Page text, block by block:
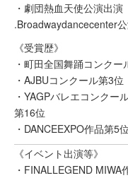
・劇団熱血天使公演出演
.Broadwaydancecenter
《受賞歴》
・町田全国舞踊コンクー
・AJBUコンクール第3位
・YAGPバレエコンクー
第16位
・DANCEEXPO作品第5位
《イベント出演等》
・FINALLEGEND